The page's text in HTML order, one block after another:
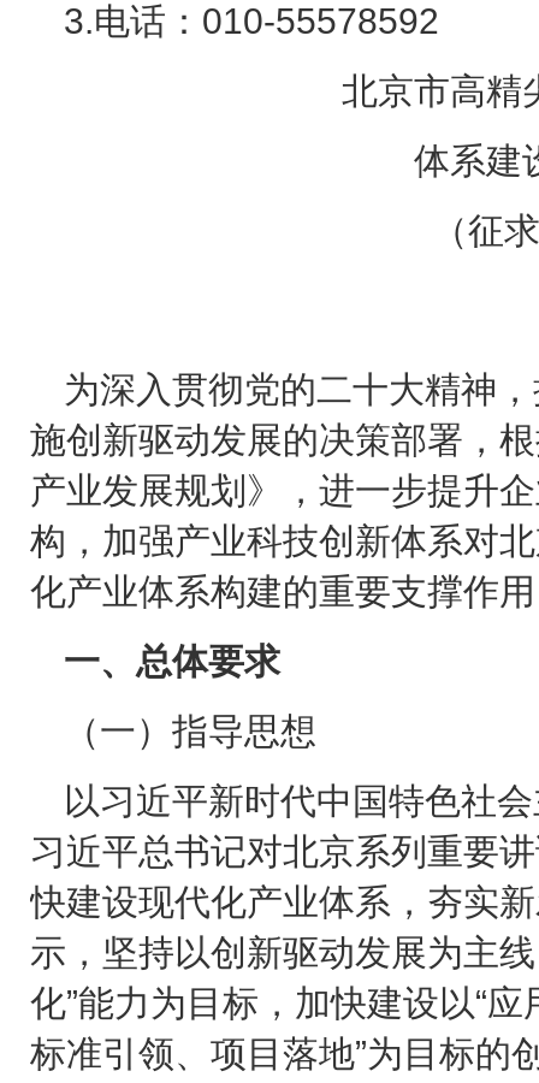
3.电话： 010-55578592
北京市高精
体系建
（征
为深入贯彻党的二十大精神
施创新驱动发展的决策部署，
产业发展规划》，进一步提升
构，加强产业科技创新体系对
化产业体系构建的重要支撑作
一、总体要求
（一）指导思想
以习近平新时代中国特色社
习近平总书记对北京系列重要
快建设现代化产业体系，夯实
示，坚持以创新驱动发展为主
化”能力为目标，加快建设以“
标准引领、项目落地”为目标的